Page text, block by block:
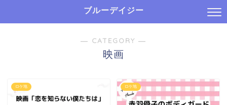
ブルーデイジー
― CATEGORY ―
映画
ロケ地 ロケ地